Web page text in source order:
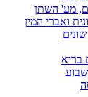
מע' השתן
ואברי המין
בריא